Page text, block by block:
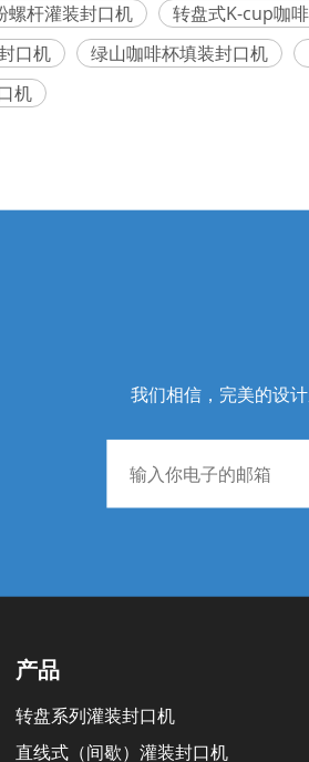
螺杆灌装封口机 转盘式K-cup咖
口机
绿山咖啡杯填装封口机
机
我们相信，完美的设
产品
转盘系列灌装封口机
直线式（间歇）灌装封口机